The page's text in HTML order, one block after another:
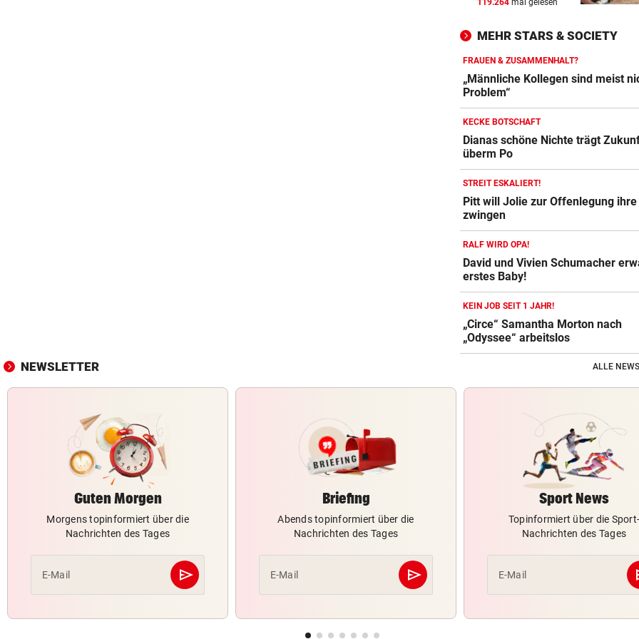
EXPERTEN WARNEN vor
heimische Fischwelt
„KRONE“-KOMMENTAR vor
Das böse Spiel mit dem
„LOHNT SICH NICHT“
So viel entgeht Staat durch
freiwillige Teilzeit
119.264 mal gelesen
MEHR STARS & SOCIETY
FRAUEN & ZUSAMMENHALT?
„Männliche Kollegen sind meist
Problem“
KECKE BOTSCHAFT
Dianas schöne Nichte trägt
überm Po
STREIT ESKALIERT!
Pitt will Jolie zur Offenlegung ihre
zwingen
RALF WIRD OPA!
David und Vivien Schumacher
erstes Baby!
KEIN JOB SEIT 1 JAHR!
„Circe“ Samantha Morton nach
„Odyssee“ arbeitslos
NEWSLETTER ALLE
Guten Morgen
Morgens topinformiert über die
Nachrichten des Tages
E-Mail send
Abschicken
Briefing
Abends topinformiert über die
Nachrichten des Tages
E-Mail send
Abschicken
Sport News
Topinformiert über die Sport-
Nachrichten des Tages
E-Mail